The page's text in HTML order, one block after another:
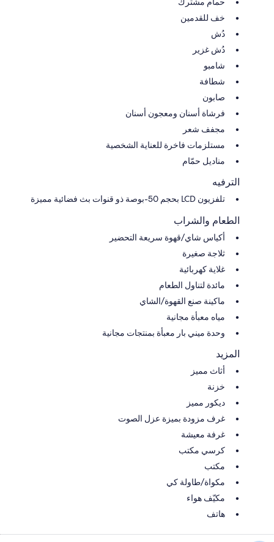
خف للقدمين
دُش
دُش غزير
شامبو
شطافة
صابون
فرشاة أسنان ومعجون أسنان
مجفف شعر
مستلزمات فاخرة للعناية الشخصية
مناديل حمّام
الترفيه
تلفزيون LCD بحجم 50-بوصة ذو قنوات بث فضائية مميزة
الطعام والشراب
أكياس شاي/قهوة سريعة التحضير
ثلاجة صغيرة
غلاية كهربائية
مائدة لتناول الطعام
ماكينة صنع القهوة/الشاي
مياه معبأة مجانية
وحدة ميني بار معبأة بمنتجات مجانية
المزيد
أثاث مميز
خزنة
ديكور مميز
غرف مزودة بميزة عزل الصوت
غرفة معيشة
كرسي مكتب
مكتب
مكواة/طاولة كي
مكيّف هواء
هاتف